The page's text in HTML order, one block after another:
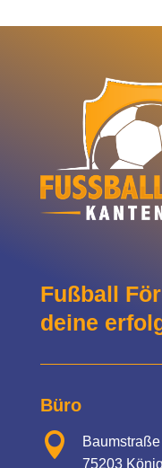
Fußball
deine
Büro

75203